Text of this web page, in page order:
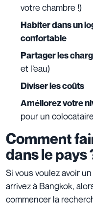
votre chambre !)
Habiter dans un
confortable
Partager les
et l’eau)
Diviser les coûts
Améliorez votre
pour un
Comment
dans le pays
Si vous voulez avoir
arrivez à Bangkok,
commencer la